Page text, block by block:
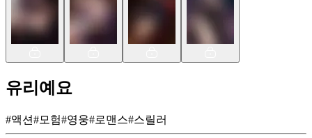
유리예요
#액션#모험#영웅#로맨스#스릴러